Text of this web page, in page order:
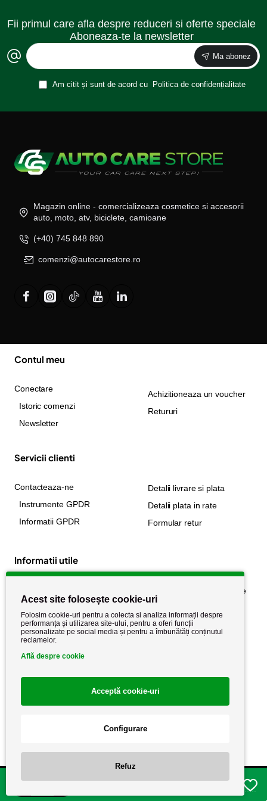
Fii primul care afla despre reduceri si oferte speciale
Aboneaza-te la newsletter
Ma abonez
Am citit și sunt de acord cu Politica de confidențialitate
Magazin online - comercializeaza cosmetice si accesorii
auto, moto, atv, biciclete, camioane
(+40) 745 848 890
comenzi@autocarestore.ro
Contul meu
Conectare
Istoric comenzi
Newsletter
Achizitioneaza un voucher
Retururi
Servicii clienti
Contacteaza-ne
Instrumente GPDR
Informatii GPDR
Detalii livrare si plata
Detalii plata in rate
Formular retur
Informatii utile
Politica de cookie
Politica de confidențialitate
Termeni si conditii
Acest site folosește cookie-uri
Folosim cookie-uri pentru a colecta si analiza informații despre
performanța și utilizarea site-ului, pentru a oferi funcții
personalizate pe social media și pentru a îmbunătăți conținutul
reclamelor.
Află despre cookie
Acceptă cookie-uri
Configurare
Refuz